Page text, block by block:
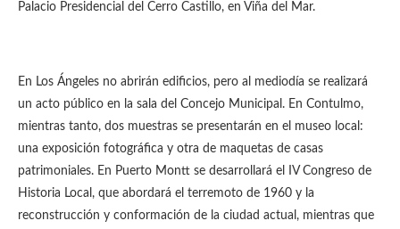
Palacio Presidencial del Cerro Castillo, en Viña del Mar.
En Los Ángeles no abrirán edificios, pero al mediodía se realizará
un acto público en la sala del Concejo Municipal. En Contulmo,
mientras tanto, dos muestras se presentarán en el museo local:
una exposición fotográfica y otra de maquetas de casas
patrimoniales. En Puerto Montt se desarrollará el IV Congreso de
Historia Local, que abordará el terremoto de 1960 y la
reconstrucción y conformación de la ciudad actual, mientras que